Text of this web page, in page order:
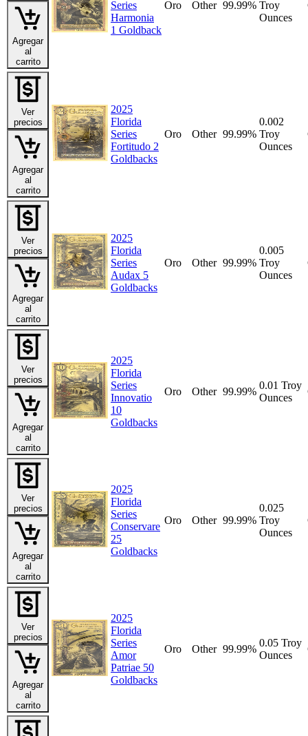
Agregar
al
carrito
Series
Harmonia
1 Goldback
Oro Other 99.99% Troy
Ounces
Ver
precios
Agregar
al
carrito
2025
Florida
Series
Fortitudo 2
Goldbacks
Oro Other 99.99%
0.002
Troy
Ounces
Ver
precios
Agregar
al
carrito
2025
Florida
Series
Audax 5
Goldbacks
Oro Other 99.99%
0.005
Troy
Ounces
Ver
precios
Agregar
al
carrito
2025
Florida
Series
Innovatio
10
Goldbacks
Oro Other 99.99%
0.01 Troy
Ounces
Ver
precios
Agregar
al
carrito
2025
Florida
Series
Conservare
25
Goldbacks
Oro Other 99.99%
0.025
Troy
Ounces
Ver
precios
Agregar
al
carrito
2025
Florida
Series
Amor
Patriae 50
Goldbacks
Oro Other 99.99%
0.05 Troy
Ounces